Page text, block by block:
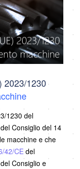
2023/1230
1230 del
Consiglio del 14
macchine e che
42/CEdel
Consiglio e